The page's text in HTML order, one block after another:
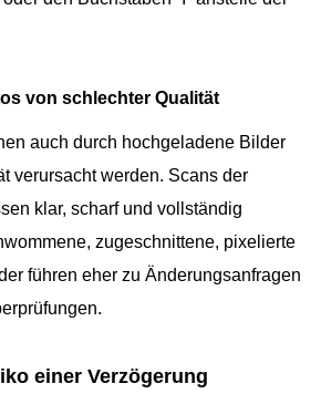
von schlechter Qualität
auch durch hochgeladene Bilder
verursacht werden. Scans der
klar, scharf und vollständig
zugeschnittene, pixelierte
führen eher zu Änderungsanfragen
einer Verzögerung